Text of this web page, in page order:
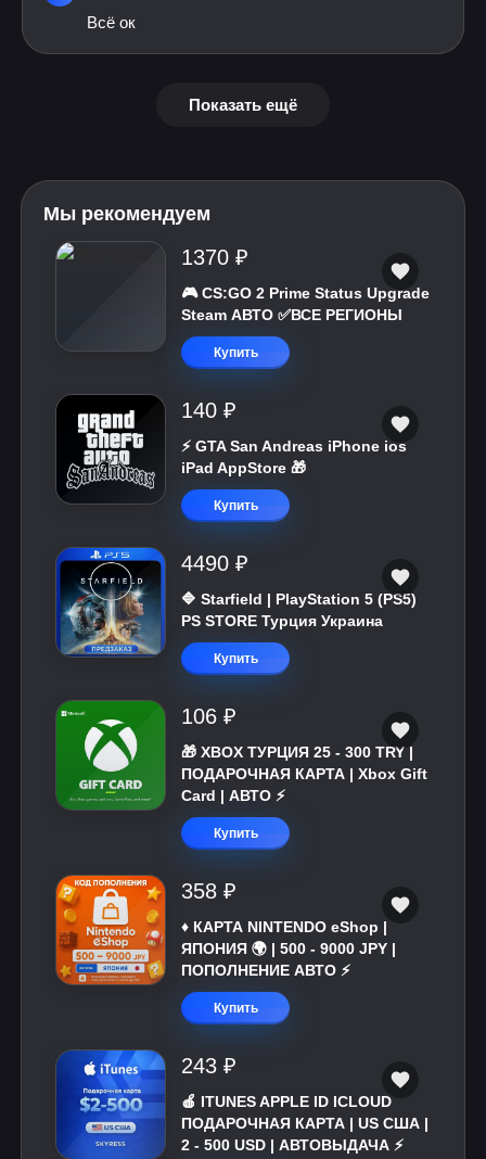
Всё ок
Показать ещё
Мы рекомендуем
1370 ₽
🎮 CS:GO 2 Prime Status Upgrade
Steam АВТО ✅ВСЕ РЕГИОНЫ
Купить
140 ₽
⚡️ GTA San Andreas iPhone ios
iPad AppStore 🎁
Купить
4490 ₽
🔷 Starfield | PlayStation 5 (PS5)
PS STORE Турция Украина
Купить
106 ₽
🎁 XBOX ТУРЦИЯ 25 - 300 TRY |
ПОДАРОЧНАЯ КАРТА | Xbox Gift
Card | АВТО ⚡
Купить
358 ₽
♦️ КАРТА NINTENDO eShop |
ЯПОНИЯ 🌍 | 500 - 9000 JPY |
ПОПОЛНЕНИЕ АВТО ⚡
Купить
243 ₽
🍎 ITUNES APPLE ID ICLOUD
ПОДАРОЧНАЯ КАРТА | US США |
2 - 500 USD | АВТОВЫДАЧА ⚡️